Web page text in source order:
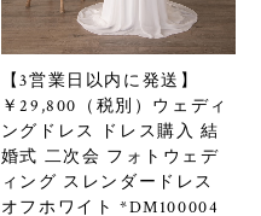
【3営業日以内に発送】
￥29,800（税別）ウェディ
ングドレス ドレス購入 結
婚式 二次会 フォトウェデ
ィング スレンダードレス
オフホワイト *DM100004